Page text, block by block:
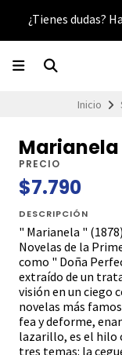
¿Tienes dudas?
Inicio
Marianela
PRECIO
$7.790
DESCRIPCIÓN
" Marianela "
Novelas de la
como " Doña
extraído de un
visión en un ciego
novelas más
fea y deforme,
lazarillo, es el hilo
tres temas: la